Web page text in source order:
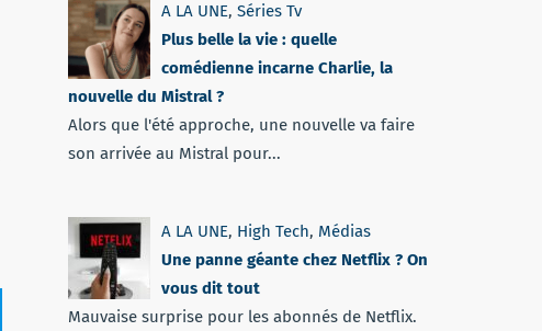
A LA UNE, Séries Tv
Plus belle la vie : quelle
comédienne incarne Charlie, la
nouvelle du Mistral ?
Alors que l'été approche, une nouvelle va faire
son arrivée au Mistral pour...
A LA UNE, High Tech, Médias
Une panne géante chez Netflix ? On
vous dit tout
Mauvaise surprise pour les abonnés de Netflix.